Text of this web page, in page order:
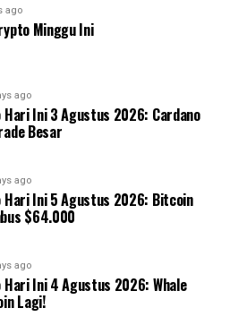
ago
Minggu Ini
ago
Ini 3 Agustus 2026: Cardano
Besar
ago
Hari Ini 5 Agustus 2026: Bitcoin
$64.000
ago
Ini 4 Agustus 2026: Whale
Lagi!